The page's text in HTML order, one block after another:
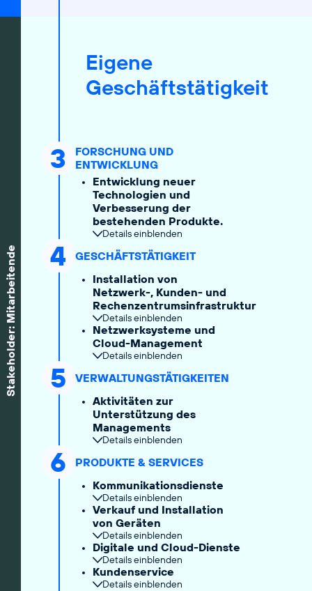
Eigene
Geschäftstätigkeit
Stakeholder: Mitarbeitende
3
FORSCHUNG UND
ENTWICKLUNG
Entwicklung neuer
Technologien und
Verbesserung der
bestehenden Produkte.
Details einblenden
4
GESCHÄFTSTÄTIGKEIT
Installation von
Netzwerk-, Kunden- und
Rechenzentrumsinfrastruktur
Details einblenden
Netzwerksysteme und
Cloud-Management
Details einblenden
5
VERWALTUNGSTÄTIGKEITEN
Aktivitäten zur
Unterstützung des
Managements
Details einblenden
6
PRODUKTE & SERVICES
Kommunikationsdienste
Details einblenden
Verkauf und Installation
von Geräten
Details einblenden
Digitale und Cloud-Dienste
Details einblenden
Kundenservice
Details einblenden